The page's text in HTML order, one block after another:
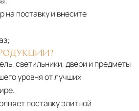
на поставку и внесите
светильники, двери и предметы
уровня от лучших
поставку элитной